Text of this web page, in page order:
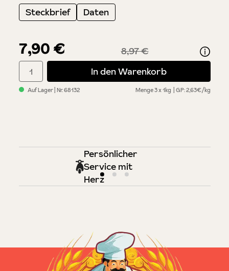
7,90 € 8,97 €
Steckbrief
Daten
Auf Lager | Nr.68132 Menge3 x 1kg GP: 2,63€/kg
Produkt Anzahl: Gib den gewünschten Wert ein oder benutze
In den Warenkorb
Persönlicher
Service mit
Herz